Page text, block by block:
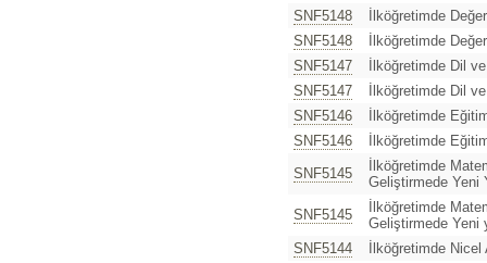
SNF5148
İlköğretimde
SNF5148
İlköğretimde
SNF5147
İlköğretimde Dil
SNF5147
İlköğretimde Dil
SNF5146
İlköğretimde
SNF5146
İlköğretimde
SNF5145
İlköğretimde
Geliştirmede Yeni
SNF5145
İlköğretimde
Geliştirmede Yeni
SNF5144
İlköğretimde Nicel